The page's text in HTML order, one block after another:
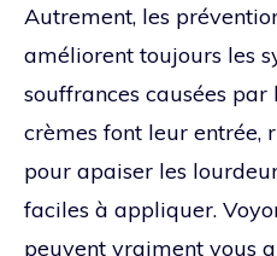
Autrement, les
améliorent toujours les
souffrances causées par
crèmes font leur entrée,
pour apaiser les
faciles à appliquer.
peuvent vraiment vous